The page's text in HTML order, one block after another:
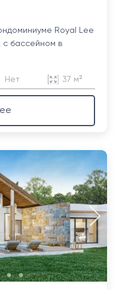
Royal Lee
с бассейном в
Нет 37 м²